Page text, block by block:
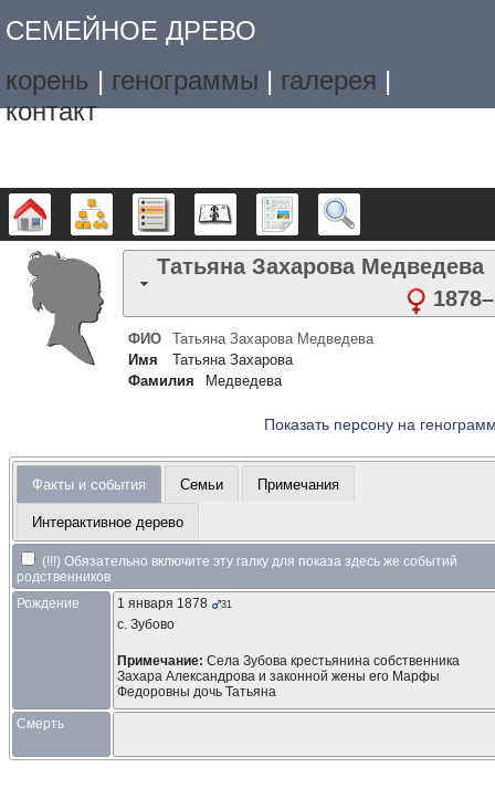
СЕМЕЙНОЕ ДРЕВО
корень | генограммы | галерея |
контакт
Дерево Графики Списки Календарь Отчёты
Татьяна Захарова Медведева
1878–
ФИО Татьяна Захарова Медведева
Имя
Татьяна Захарова
Фамилия
Медведева
Показать персону на
Факты и события Семьи Примечания
Интерактивное дерево
(!!!) Обязательно включите эту галку для показа здесь же событий
родственников
Рождение
1 января 1878 31
с. Зубово
Примечание: Села Зубова крестьянина собственника
Захара Александрова и законной жены его Марфы
Федоровны дочь Татьяна
Смерть